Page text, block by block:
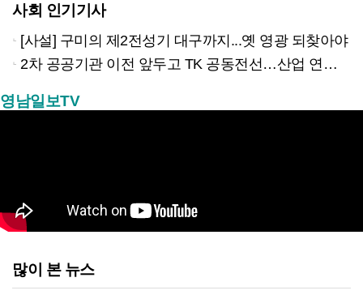
사회 인기기사
[사설] 구미의 제2전성기 대구까지...옛 영광 되찾아야
2차 공공기관 이전 앞두고 TK 공동전선…산업 연계형 유치 승부수
영남일보TV
많이 본 뉴스